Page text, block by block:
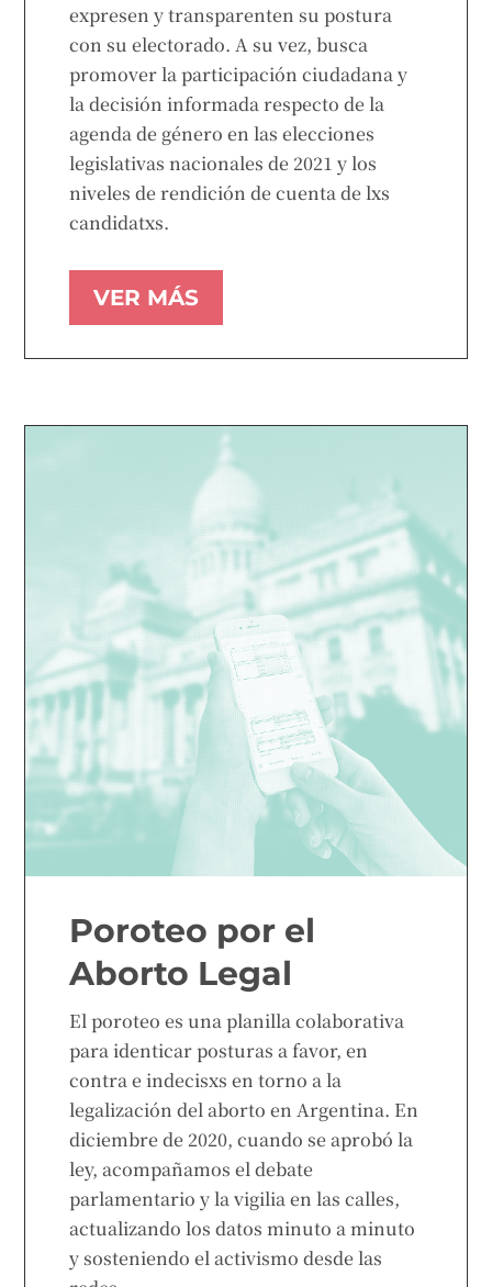
expresen y transparenten su postura
con su electorado. A su vez, busca
promover la participación ciudadana y
la decisión informada respecto de la
agenda de género en las elecciones
legislativas nacionales de 2021 y los
niveles de rendición de cuenta de lxs
candidatxs.
VER MÁS
Poroteo por el
Aborto Legal
El poroteo es una planilla colaborativa
para identicar posturas a favor, en
contra e indecisxs en torno a la
legalización del aborto en Argentina. En
diciembre de 2020, cuando se aprobó la
ley, acompañamos el debate
parlamentario y la vigilia en las calles,
actualizando los datos minuto a minuto
y sosteniendo el activismo desde las